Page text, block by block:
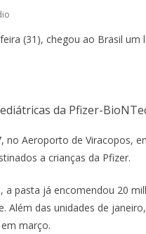
(31), chegou ao Brasil
da Pfizer-
no Aeroporto de Viracopos,
a crianças da Pfizer.
a pasta já encomendou 20
Além das unidades de
março.